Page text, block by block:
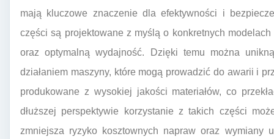
mają kluczowe znaczenie dla efektywności i
części są projektowane z myślą o konkretnych
oraz optymalną wydajność. Dzięki temu można
działaniem maszyny, które mogą prowadzić do awarii i
produkowane z wysokiej jakości materiałów, co
dłuższej perspektywie korzystanie z takich części
zmniejsza ryzyko kosztownych napraw oraz wymiany